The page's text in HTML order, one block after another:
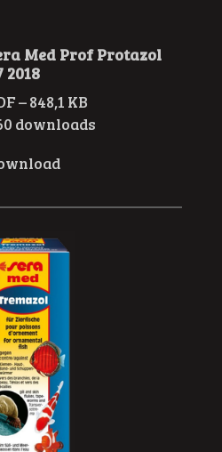
Med Prof Protazol
2018
– 848,1 KB
downloads